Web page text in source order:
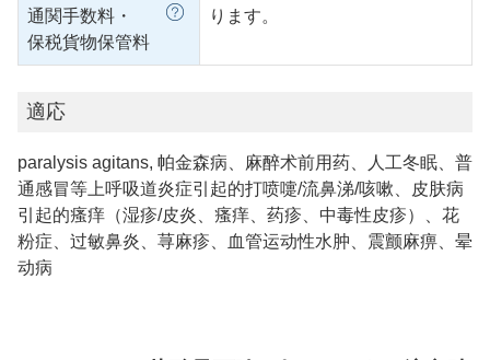
通関手数料・
保税貨物保管料
ります。
適応
paralysis agitans, 帕金森病、麻醉术前用药、人工冬眠、普
通感冒等上呼吸道炎症引起的打喷嚏/流鼻涕/咳嗽、皮肤病
引起的瘙痒（湿疹/皮炎、瘙痒、药疹、中毒性皮疹）、花
粉症、过敏鼻炎、荨麻疹、血管运动性水肿、震颤麻痹、晕
动病